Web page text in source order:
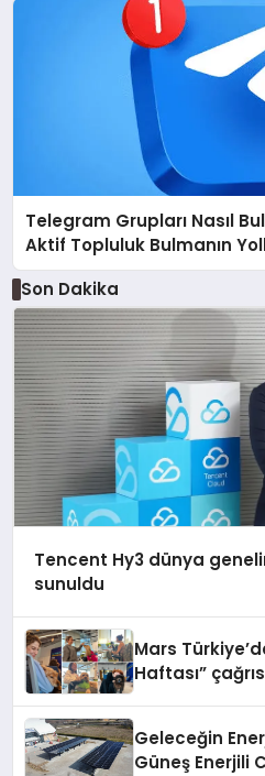
Telegram Grupları Nasıl
Aktif Topluluk Bulmanın
Son Dakika
Tencent Hy3 dünya
sunuldu
Mars
Haftası”
Geleceğin
Güneş Enerjili